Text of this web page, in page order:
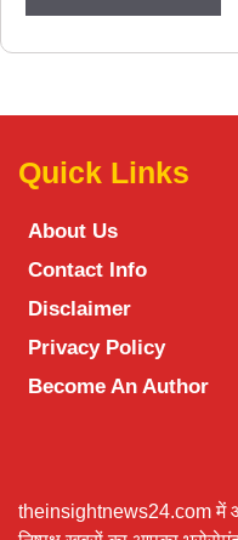
Quick Links
About Us
Contact Info
Disclaimer
Privacy Policy
Become An Author
theinsightnews24.com में